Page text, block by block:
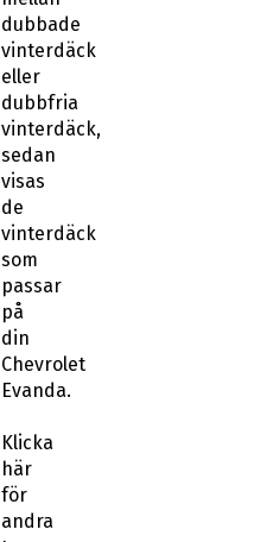
dubbade
vinterdäck
eller
dubbfria
vinterdäck,
sedan
visas
de
vinterdäck
som
passar
på
din
Chevrolet
Evanda.
Klicka
här
för
andra